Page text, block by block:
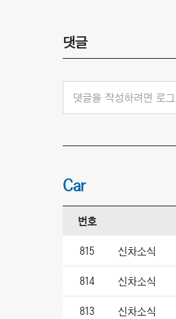
댓글
댓글을 작성하려면 로
Car
번호
815 신차소식
814 신차소식
813 신차소식